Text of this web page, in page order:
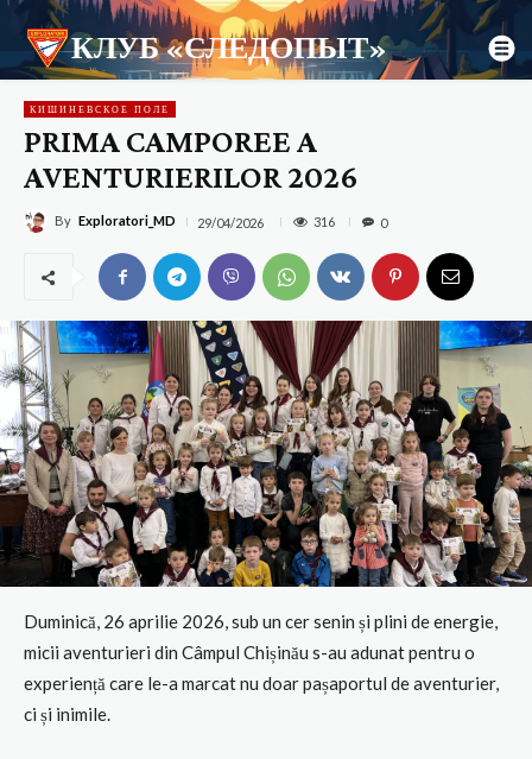
КЛУБ «СЛЕДОПЫТ»
КИШИНЕВСКОЕ ПОЛЕ
PRIMA CAMPOREE A
AVENTURIERILOR 2026
By Exploratori_MD 29/04/2026 316 0
Duminică, 26 aprilie 2026, sub un cer senin și plini de energie,
micii aventurieri din Câmpul Chișinău s-au adunat pentru o
experiență care le-a marcat nu doar pașaportul de aventurier,
ci și inimile.